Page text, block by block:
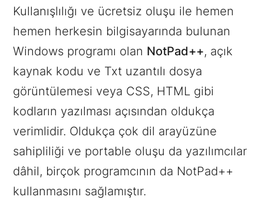
Kullanışlılığı ve ücretsiz oluşu ile hemen
hemen herkesin bilgisayarında bulunan
Windows programı olan NotPad++, açık
kaynak kodu ve Txt uzantılı dosya
görüntülemesi veya CSS, HTML gibi
kodların yazılması açısından oldukça
verimlidir. Oldukça çok dil arayüzüne
sahipliliği ve portable oluşu da yazılımcılar
dâhil, birçok programcının da NotPad++
kullanmasını sağlamıştır.